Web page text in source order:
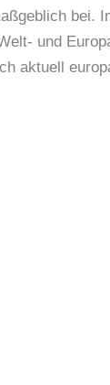
bei.
und
aktuell